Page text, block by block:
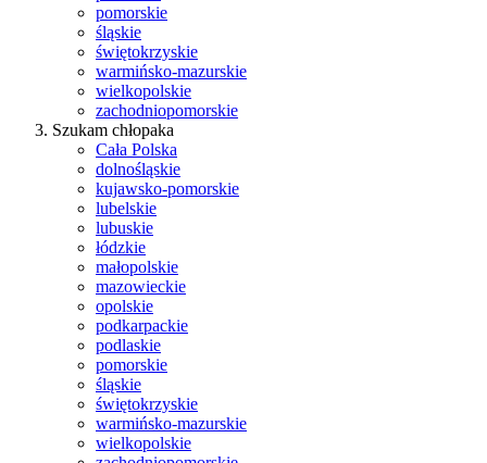
pomorskie
śląskie
świętokrzyskie
warmińsko-mazurskie
wielkopolskie
zachodniopomorskie
Szukam chłopaka
Cała Polska
dolnośląskie
kujawsko-pomorskie
lubelskie
lubuskie
łódzkie
małopolskie
mazowieckie
opolskie
podkarpackie
podlaskie
pomorskie
śląskie
świętokrzyskie
warmińsko-mazurskie
wielkopolskie